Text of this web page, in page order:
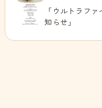
「ウルトラフ
知らせ」